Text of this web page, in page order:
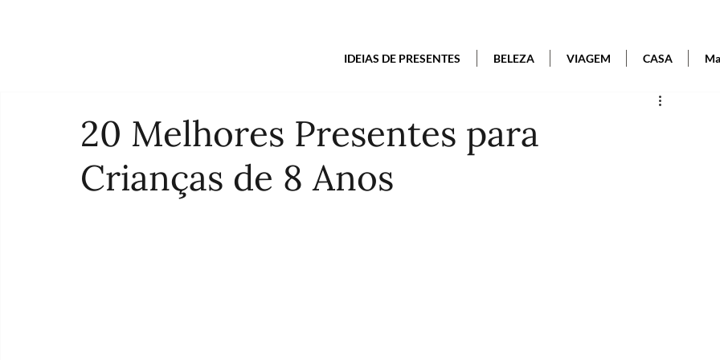
IDEIAS DE PRESENTES BELEZA VIAGEM CASA
20 Melhores Presentes para
Crianças de 8 Anos